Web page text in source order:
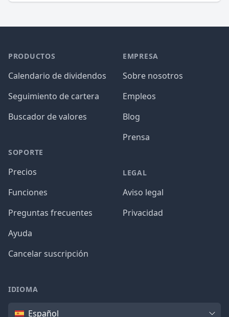
PRODUCTOS
Calendario de dividendos
Seguimiento de cartera
Buscador de valores
SOPORTE
Precios
Funciones
Preguntas frecuentes
Ayuda
Cancelar suscripción
EMPRESA
Sobre nosotros
Empleos
Blog
Prensa
LEGAL
Aviso legal
Privacidad
IDIOMA
IdiomaEspañol